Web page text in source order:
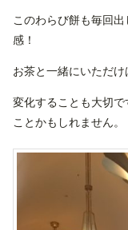
このわらび餅も毎回
感！
お茶と一緒にいただけ
変化することも大切
ことかもしれません。